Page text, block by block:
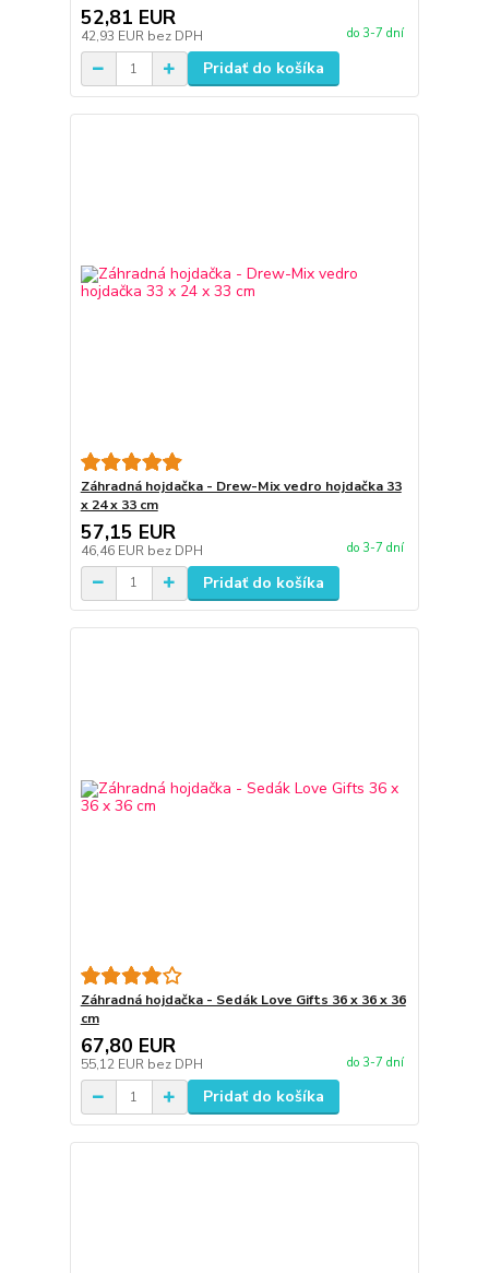
52,81 EUR
42,93 EUR bez DPH do 3-7 dní
Pridať do košíka
Záhradná hojdačka - Drew-Mix vedro hojdačka 33
x 24 x 33 cm
57,15 EUR
46,46 EUR bez DPH do 3-7 dní
Pridať do košíka
Záhradná hojdačka - Sedák Love Gifts 36 x 36 x 36
cm
67,80 EUR
55,12 EUR bez DPH do 3-7 dní
Pridať do košíka